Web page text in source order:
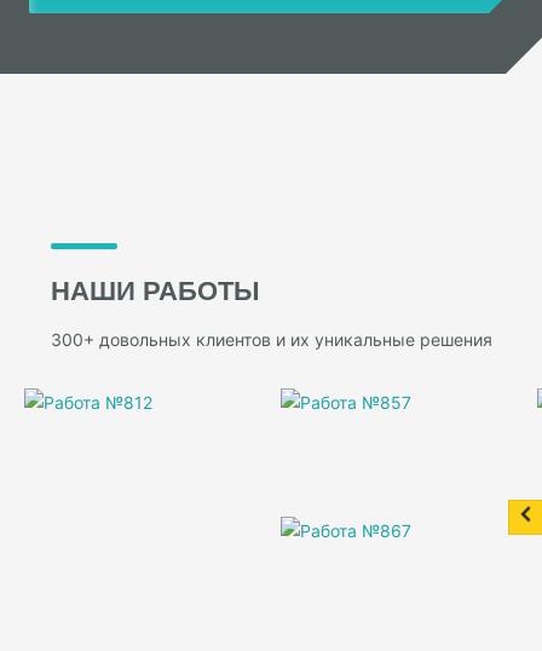
НАШИ РАБОТЫ
300+ довольных клиентов и их уникальные решения